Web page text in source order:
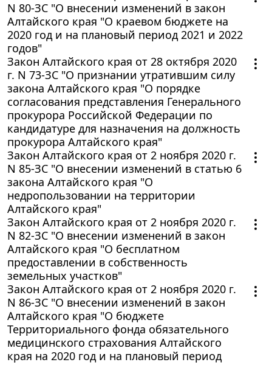
N 80-ЗС "О внесении изменений в закон
Алтайского края "О краевом бюджете на
2020 год и на плановый период 2021 и 2022
годов"
Закон Алтайского края от 28 октября 2020
г. N 73-ЗС "О признании утратившим силу
закона Алтайского края "О порядке
согласования представления Генерального
прокурора Российской Федерации по
кандидатуре для назначения на должность
прокурора Алтайского края"
Закон Алтайского края от 2 ноября 2020 г.
N 85-ЗС "О внесении изменений в статью 6
закона Алтайского края "О
недропользовании на территории
Алтайского края"
Закон Алтайского края от 2 ноября 2020 г.
N 82-ЗС "О внесении изменений в закон
Алтайского края "О бесплатном
предоставлении в собственность
земельных участков"
Закон Алтайского края от 2 ноября 2020 г.
N 86-ЗС "О внесении изменений в закон
Алтайского края "О бюджете
Территориального фонда обязательного
медицинского страхования Алтайского
края на 2020 год и на плановый период